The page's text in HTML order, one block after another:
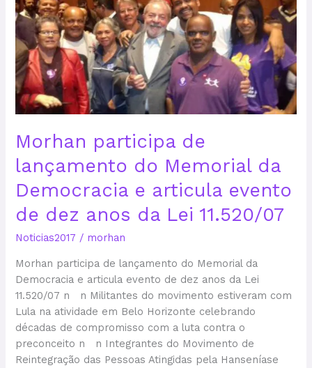
Morhan participa de
lançamento do Memorial da
Democracia e articula evento
de dez anos da Lei 11.520/07
Noticias2017 / morhan
Morhan participa de lançamento do Memorial da
Democracia e articula evento de dez anos da Lei
11.520/07 n n Militantes do movimento estiveram com
Lula na atividade em Belo Horizonte celebrando
décadas de compromisso com a luta contra o
preconceito n n Integrantes do Movimento de
Reintegração das Pessoas Atingidas pela Hanseníase
lançamento
do
Memorial
da
Democracia
e
articula
de
dez
anos
da
11.520/07